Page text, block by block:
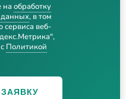
на обработку
, в том
веб-
Политикой